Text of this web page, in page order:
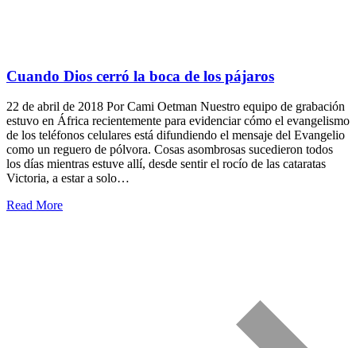
Cuando Dios cerró la boca de los pájaros
22 de abril de 2018 Por Cami Oetman Nuestro equipo de grabación
estuvo en África recientemente para evidenciar cómo el evangelismo
de los teléfonos celulares está difundiendo el mensaje del Evangelio
como un reguero de pólvora. Cosas asombrosas sucedieron todos
los días mientras estuve allí, desde sentir el rocío de las cataratas
Victoria, a estar a solo…
Read More